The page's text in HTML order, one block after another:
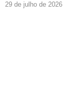
29 de julho de 2026